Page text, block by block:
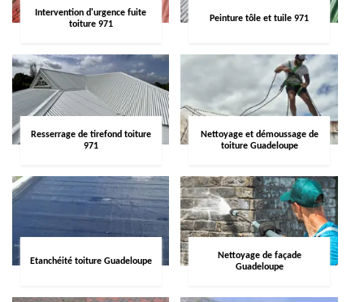
Intervention d'urgence fuite
toiture 971
Peinture tôle et tuile 971
Resserrage de tirefond toiture
971
Nettoyage et démoussage de
toiture Guadeloupe
Etanchéité toiture Guadeloupe
Nettoyage de façade
Guadeloupe